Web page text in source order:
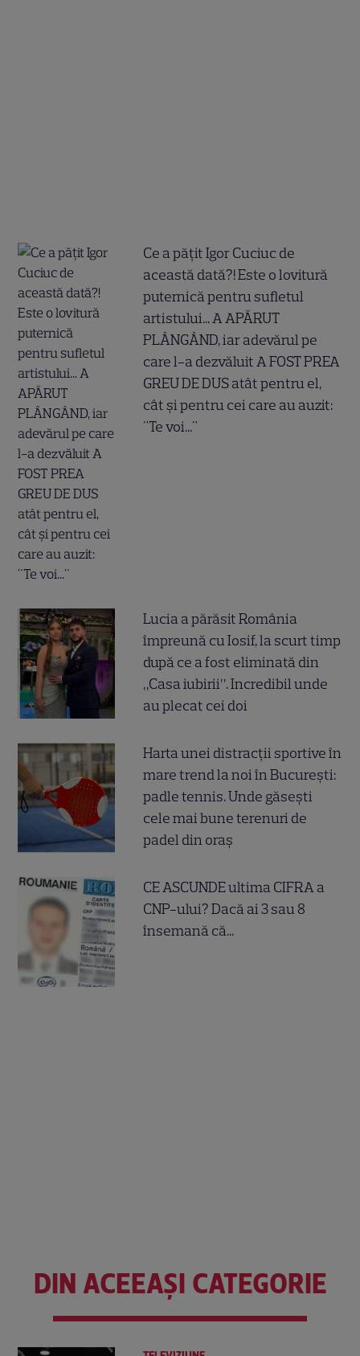
Ce a pățit Igor Cuciuc de
această dată?! Este o lovitură
puternică pentru sufletul
artistului... A APĂRUT
PLÂNGÂND, iar adevărul pe
care l-a dezvăluit A FOST PREA
GREU DE DUS atât pentru el,
cât și pentru cei care au auzit:
"Te voi..."
Lucia a părăsit România
împreună cu Iosif, la scurt timp
după ce a fost eliminată din
„Casa iubirii”. Incredibil unde
au plecat cei doi
Harta unei distracții sportive în
mare trend la noi în București:
padle tennis. Unde găsești
cele mai bune terenuri de
padel din oraș
CE ASCUNDE ultima CIFRA a
CNP-ului? Dacă ai 3 sau 8
însemană că...
DIN ACEEAȘI CATEGORIE